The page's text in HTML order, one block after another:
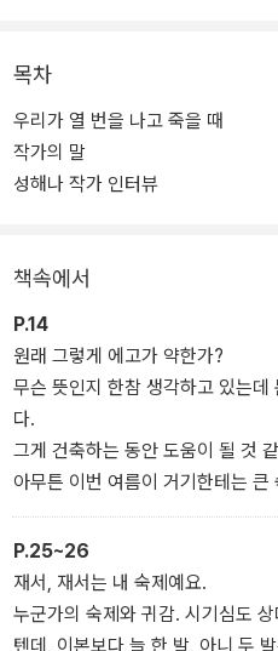
진 지 이백 년 된 낡은 고택이었다.
무너트리고 주요 구조부를 철근으
다.
목차
우리가 열 번을 나고 죽을 때
작가의 말
성해나 작가 인터뷰
책속에서
P.14
원래 그렇게 에고가 약한가?
무슨 뜻인지 한참 생각하고 있는
다.
그게 건축하는 동안 도움이 될 것
아무튼 이번 여름이 거기한테는 큰
P.25~26
재서, 재서는 내 숙제예요.
누군가의 숙제와 귀감. 시기심도
텐데, 이본보다 늘 한 발, 아니 두